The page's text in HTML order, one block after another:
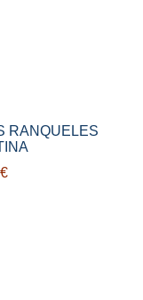
RANQUELES